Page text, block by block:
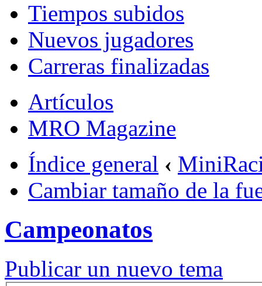
Tiempos subidos
Nuevos jugadores
Carreras finalizadas
Artículos
MRO Magazine
Índice general ‹
Cambiar tamaño de la
Campeonatos
Publicar un nuevo tema